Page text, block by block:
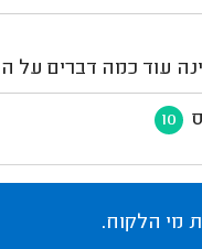
עוד כמה דברים על
10
מי הלקוח.